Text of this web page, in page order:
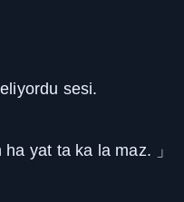
sesi.
ha yat ta ka la maz. 」